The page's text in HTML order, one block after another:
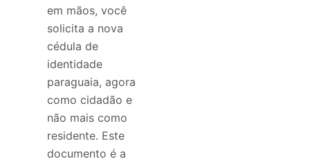
em mãos, você
solicita a nova
cédula de
identidade
paraguaia, agora
como cidadão e
não mais como
residente. Este
documento é a